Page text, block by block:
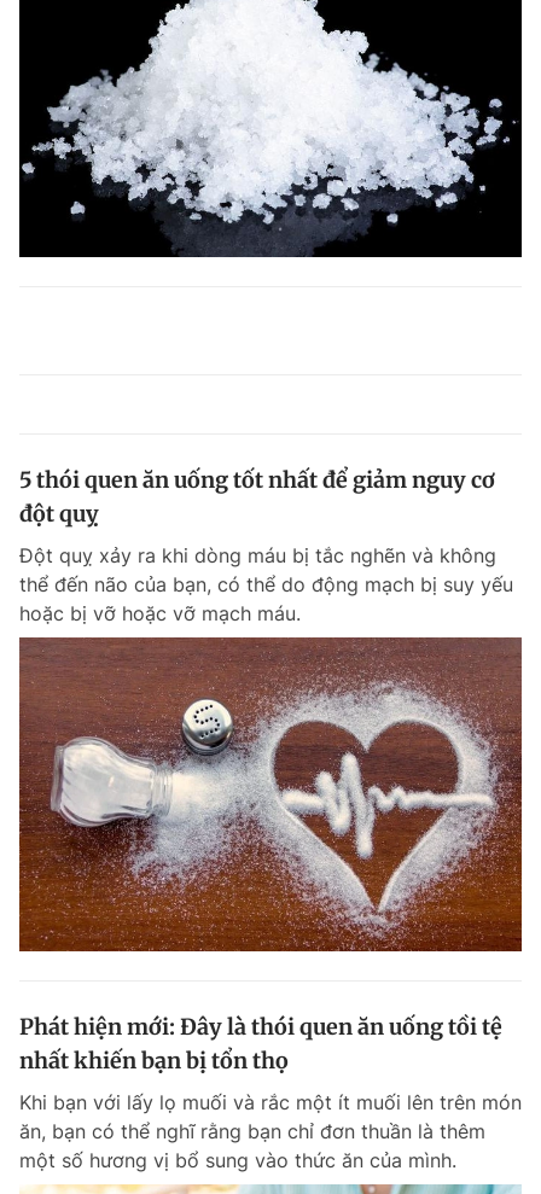
5 thói quen ăn uống tốt nhất để giảm nguy cơ
đột quỵ
Đột quỵ xảy ra khi dòng máu bị tắc nghẽn và không
thể đến não của bạn, có thể do động mạch bị suy yếu
hoặc bị vỡ hoặc vỡ mạch máu.
Phát hiện mới: Đây là thói quen ăn uống tồi tệ
nhất khiến bạn bị tổn thọ
Khi bạn với lấy lọ muối và rắc một ít muối lên trên món
ăn, bạn có thể nghĩ rằng bạn chỉ đơn thuần là thêm
một số hương vị bổ sung vào thức ăn của mình.